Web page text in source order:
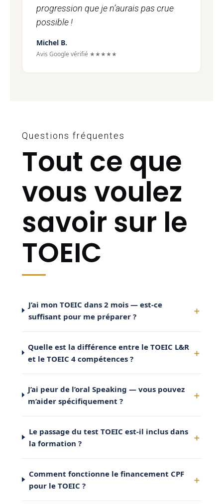
progression que je n’aurais pas crue
possible !
Michel B.
Avis Google vérifié ★★★★★
Questions fréquentes
Tout ce que
vous voulez
savoir sur le
TOEIC
J’ai mon TOEIC dans 2 mois — est-ce
suffisant pour me préparer ?
Quelle est la différence entre le TOEIC L&R
et le TOEIC 4 compétences ?
J’ai peur de l’oral Speaking — vous pouvez
m’aider spécifiquement ?
Le passage du test TOEIC est-il inclus dans
la formation ?
Comment fonctionne le financement CPF
pour le TOEIC ?